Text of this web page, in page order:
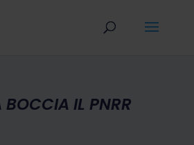
BOCCIA IL PNRR